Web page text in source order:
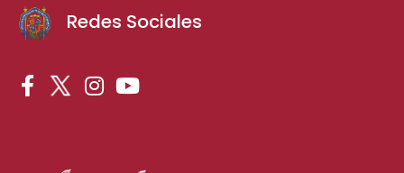
Redes Sociales